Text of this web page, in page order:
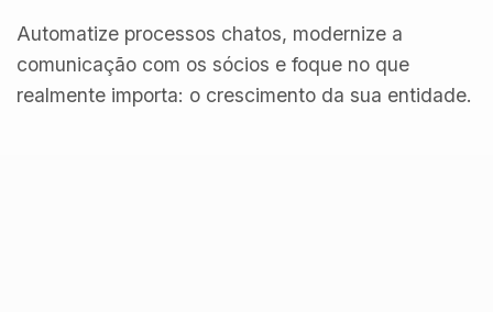
Automatize processos chatos, modernize a
comunicação com os sócios e foque no que
realmente importa: o crescimento da sua entidade.